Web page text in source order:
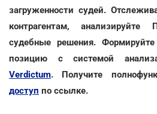
загруженности судей.
контрагентам,
судебные решения.
позицию с системой
Verdictum. Получите
доступ по ссылке.